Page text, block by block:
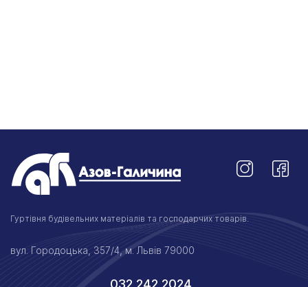
Гуртівня будівельних матеріалів та господарчих товарів.
вул. Городоцька, 357/4, м. Львів 79000
032 242 2024